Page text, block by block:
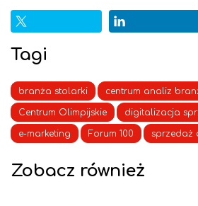
Tagi
branża stolarki centrum analiz
Centrum Olimpijskie digitalizacja
e-marketing Forum 100 sprzedaż
Zobacz również